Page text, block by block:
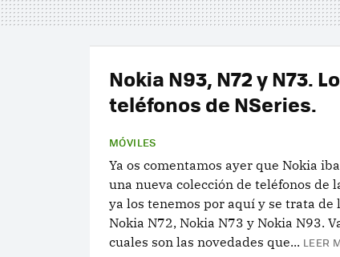
Nokia N93, N72 y N73.
teléfonos de NSeries.
MÓVILES
Ya os comentamos ayer que Nokia
una nueva colección de teléfonos de
ya los tenemos por aquí y se trata de
Nokia N72, Nokia N73 y Nokia N93.
cuales son las novedades que... LEER